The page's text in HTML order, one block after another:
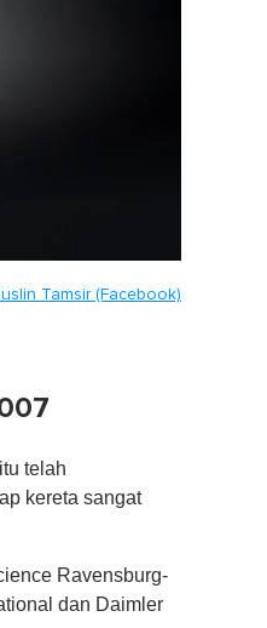
Tamsir (Facebook)
telah
kereta sangat
Ravensburg-
dan Daimler